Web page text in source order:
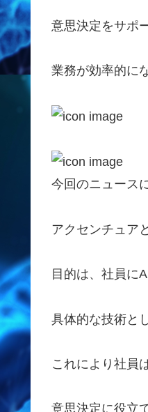
意思決定をサポ
業務が効率的に
今回のニュース
アクセンチュア
目的は、社員に
具体的な技術と
これにより社員
意思決定に役立